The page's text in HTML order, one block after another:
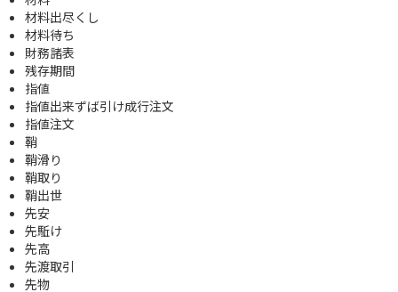
材料出尽くし
材料待ち
財務諸表
残存期間
指値
指値出来ずば引け成行注文
指値注文
鞘
鞘滑り
鞘取り
鞘出世
先安
先駈け
先高
先渡取引
先物